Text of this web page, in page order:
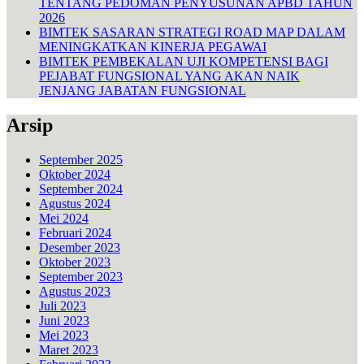
TENTANG PEDOMAN PENYUSUNAN APBD TAHUN
2026
BIMTEK SASARAN STRATEGI ROAD MAP DALAM
MENINGKATKAN KINERJA PEGAWAI
BIMTEK PEMBEKALAN UJI KOMPETENSI BAGI
PEJABAT FUNGSIONAL YANG AKAN NAIK
JENJANG JABATAN FUNGSIONAL
Arsip
September 2025
Oktober 2024
September 2024
Agustus 2024
Mei 2024
Februari 2024
Desember 2023
Oktober 2023
September 2023
Agustus 2023
Juli 2023
Juni 2023
Mei 2023
Maret 2023